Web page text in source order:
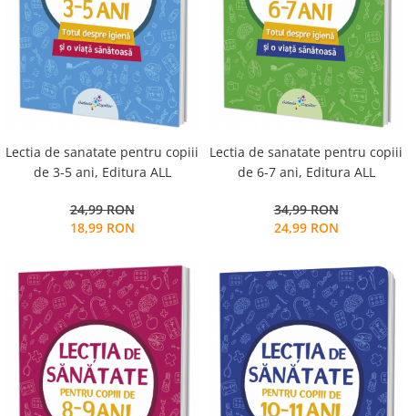
Lectia de sanatate pentru copiii
de 3-5 ani, Editura ALL
24,99 RON
18,99 RON
Lectia de sanatate pentru copiii
de 6-7 ani, Editura ALL
34,99 RON
24,99 RON